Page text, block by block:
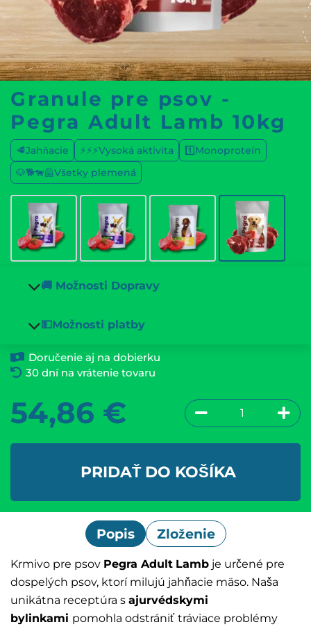
Granule pre psov -
Pegra Adult Lamb 10kg
🥩Jahňacie ⚡⚡⚡Vysoká aktivita
1️⃣Monoproteín
🐶🐕🐕‍🦺Všetky plemená
🚚 Možnosti Dopravy
💵Možnosti platby
Doručenie aj na dobierku
30 dní na vrátenie tovaru
54,86 €
PRIDAŤ DO KOŠÍKA
Popis Zloženie
Krmivo pre psov Pegra Adult Lamb je určené pre
dospelých psov, ktorí milujú jahňacie mäso. Naša
unikátna receptúra s ajurvédskymi
bylinkami pomohla odstrániť tráviace problémy